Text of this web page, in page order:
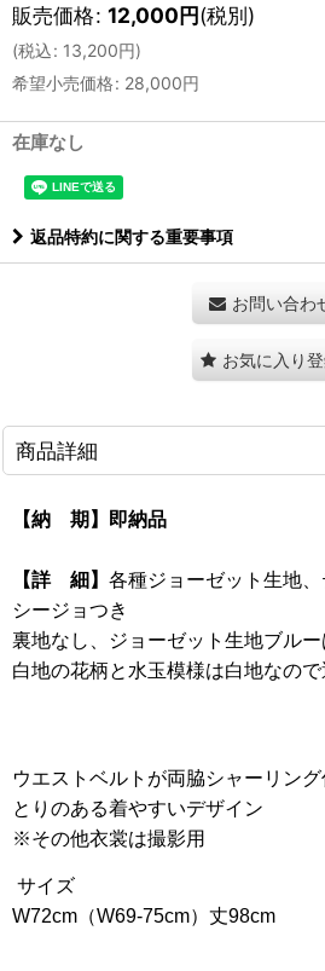
販売価格: 12,000円(税別)
(税込: 13,200円)
希望小売価格: 28,000円
在庫なし
返品特約に関する重要事項
お問い合わ
お気に入り
商品詳細
【納 期】即納品
【詳 細】 各種ジョーゼット生地、
シージョつき
裏地なし、ジョーゼット生地ブル
白地の花柄と水玉模様は白地なので
ウエストベルトが両脇シャーリン
とりのある着やすいデザイン
※その他衣裳は撮影用
サイズ
W72cm（W69-75cm）丈98cm